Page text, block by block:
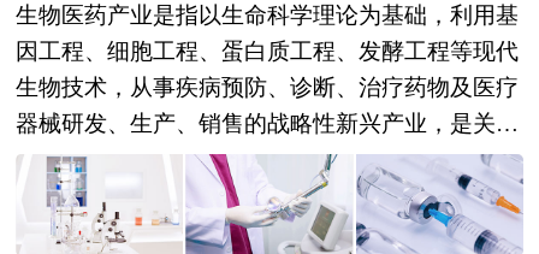
生物医药产业是指以生命科学理论为基础，利用基
因工程、细胞工程、蛋白质工程、发酵工程等现代
生物技术，从事疾病预防、诊断、治疗药物及医疗
器械研发、生产、销售的战略性新兴产业，是关系
国计民生、经济发展和国家安全的战略性领域。行
业范畴涵盖生物制药（抗体药物、重组蛋白、疫
苗、血液制品、细胞与基因治疗）、化学制药（创